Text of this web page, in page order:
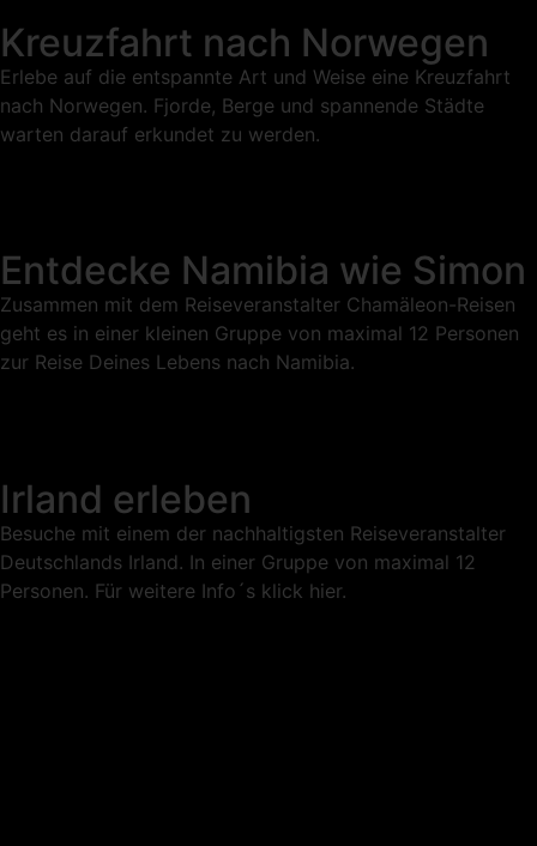
Kreuzfahrt nach Norwegen
Erlebe auf die entspannte Art und Weise eine Kreuzfahrt
nach Norwegen. Fjorde, Berge und spannende Städte
warten darauf erkundet zu werden.
Entdecke Namibia wie Simon
Zusammen mit dem Reiseveranstalter Chamäleon-Reisen
geht es in einer kleinen Gruppe von maximal 12 Personen
zur Reise Deines Lebens nach Namibia.
Irland erleben
Besuche mit einem der nachhaltigsten Reiseveranstalter
Deutschlands Irland. In einer Gruppe von maximal 12
Personen. Für weitere Info´s klick hier.